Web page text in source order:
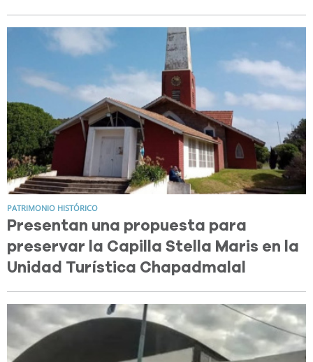
PATRIMONIO HISTÓRICO
Presentan una propuesta para
preservar la Capilla Stella Maris en la
Unidad Turística Chapadmalal